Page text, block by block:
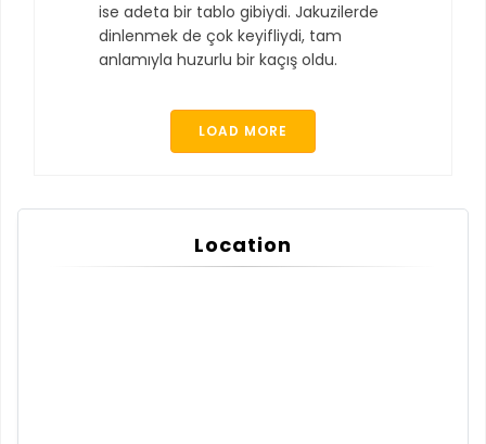
ise adeta bir tablo gibiydi. Jakuzilerde
dinlenmek de çok keyifliydi, tam
anlamıyla huzurlu bir kaçış oldu.
LOAD MORE
Location